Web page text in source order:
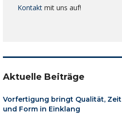
Kontakt mit uns auf!
Aktuelle Beiträge
Vorfertigung bringt Qualität, Zeit
und Form in Einklang